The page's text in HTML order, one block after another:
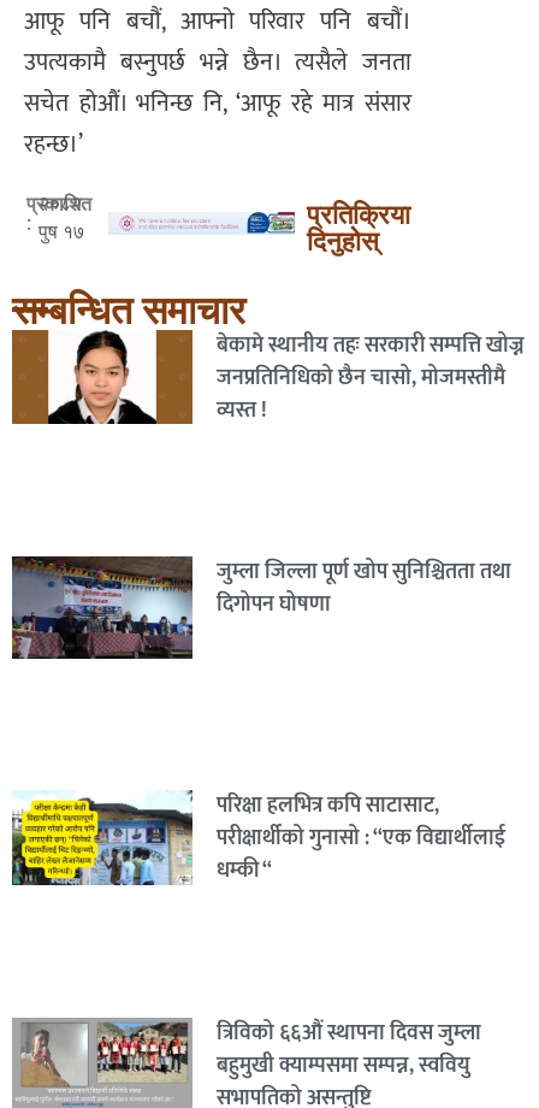
आफू पनि बचौं, आफ्नो परिवार पनि बचौं।
उपत्यकामै बस्नुपर्छ भन्ने छैन। त्यसैले जनता
सचेत होऔं। भनिन्छ नि, ‘आफू रहे मात्र संसार
रहन्छ।’
प्रकाशित
:
२०८२
पुष १७
प्रतिक्रिया
दिनुहोस्
सम्बन्धित समाचार
बेकामे स्थानीय तहः सरकारी सम्पत्ति खोज्न
जनप्रतिनिधिको छैन चासो, मोजमस्तीमै
व्यस्त !
जुम्ला जिल्ला पूर्ण खोप सुनिश्चितता तथा
दिगोपन घोषणा
परिक्षा हलभित्र कपि साटासाट,
परीक्षार्थीको गुनासो : “एक विद्यार्थीलाई
धम्की “
त्रिविको ६६औं स्थापना दिवस जुम्ला
बहुमुखी क्याम्पसमा सम्पन्न, स्ववियु
सभापतिको असन्तुष्टि